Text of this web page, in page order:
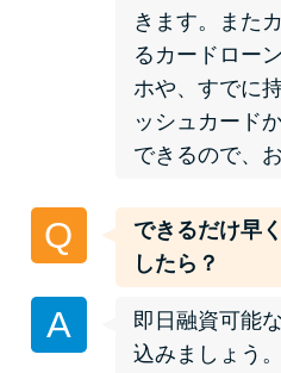
未成年で
学生がお
る？
学生がお
を解説
ソフト闇
は要注意
きます。また
るカードロー
ホや、すでに
ッシュカード
できるので、
Q
できるだけ早
したら？
A
即日融資可能
込みましょう